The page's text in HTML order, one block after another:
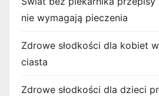
nie wymagają pieczenia
Zdrowe słodkości dla kobiet
ciasta
Zdrowe słodkości dla dzieci